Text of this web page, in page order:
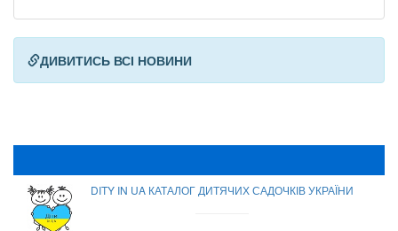
ДИВИТИСЬ ВСІ НОВИНИ
DITY IN UA КАТАЛОГ ДИТЯЧИХ САДОЧКІВ УКРАЇНИ